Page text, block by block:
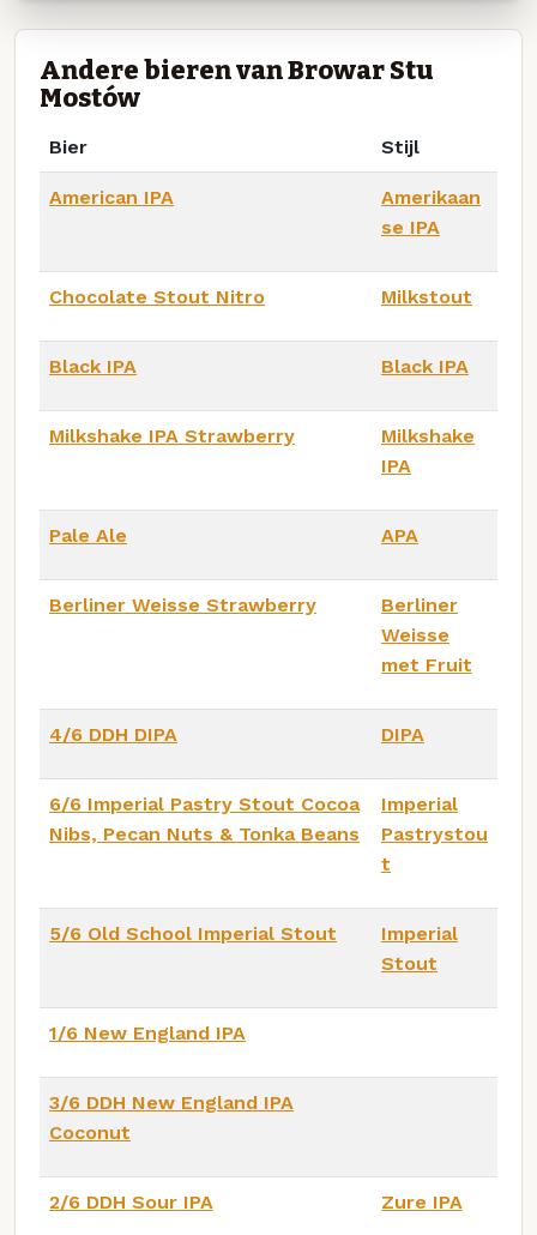
Andere bieren van Browar Stu
Mostów
Bier Stijl
American IPA
Amerikaan
se IPA
Chocolate Stout Nitro Milkstout
Black IPA Black IPA
Milkshake IPA Strawberry
Milkshake
IPA
Pale Ale APA
Berliner Weisse Strawberry
Berliner
Weisse
met Fruit
4/6 DDH DIPA DIPA
6/6 Imperial Pastry Stout Cocoa
Nibs, Pecan Nuts & Tonka Beans
Imperial
Pastrystou
t
5/6 Old School Imperial Stout
Imperial
Stout
1/6 New England IPA
3/6 DDH New England IPA
Coconut
2/6 DDH Sour IPA Zure IPA